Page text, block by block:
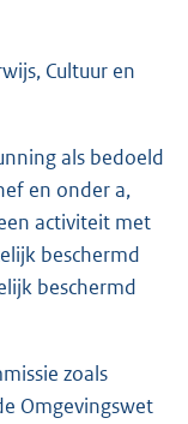
Cultuur en
als bedoeld
en onder a,
activiteit met
beschermd
beschermd
zoals
Omgevingswet